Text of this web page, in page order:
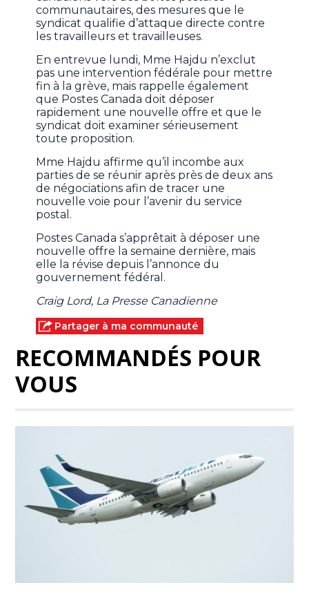
communautaires, des mesures que le
syndicat qualifie d’attaque directe contre
les travailleurs et travailleuses.
En entrevue lundi, Mme Hajdu n’exclut
pas une intervention fédérale pour mettre
fin à la grève, mais rappelle également
que Postes Canada doit déposer
rapidement une nouvelle offre et que le
syndicat doit examiner sérieusement
toute proposition.
Mme Hajdu affirme qu’il incombe aux
parties de se réunir après près de deux ans
de négociations afin de tracer une
nouvelle voie pour l’avenir du service
postal.
Postes Canada s’apprêtait à déposer une
nouvelle offre la semaine dernière, mais
elle la révise depuis l’annonce du
gouvernement fédéral.
Craig Lord, La Presse Canadienne
Partager à ma communauté
RECOMMANDÉS POUR
VOUS